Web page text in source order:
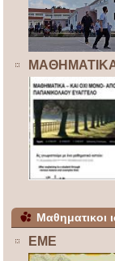
Μαθηματικοι
ΕΜΕ